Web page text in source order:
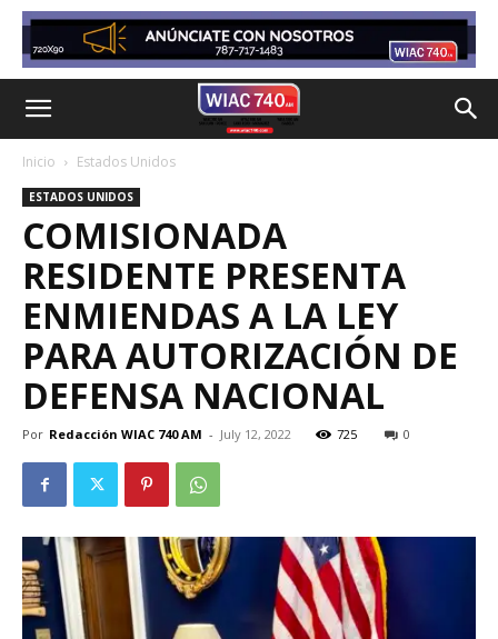
Inicio Estados Unidos
ESTADOS UNIDOS
COMISIONADA
RESIDENTE PRESENTA
ENMIENDAS A LA LEY
PARA AUTORIZACIÓN DE
DEFENSA NACIONAL
Por Redacción WIAC 740 AM - July 12, 2022 725 0